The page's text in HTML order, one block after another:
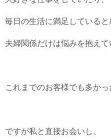
毎日の生活に満足していると
夫婦関係だけは悩みを抱えて
これまでのお客様でも多かっ
ですが私と直接お会いし、